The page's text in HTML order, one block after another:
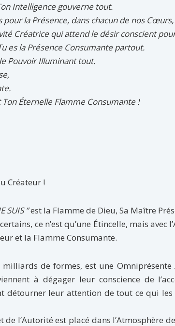
Intelligence gouverne tout.
la Présence, dans chacun de nos Cœurs,
Créatrice qui attend le désir conscient
es la Présence Consumante partout.
le Pouvoir Illuminant tout.
Ton Éternelle Flamme Consumante !
Créateur !
SUIS ”est la Flamme de Dieu, Sa Maître
ce n’est qu’une Étincelle, mais avec
et la Flamme Consumante.
milliards de formes, est une
à dégager leur conscience de
détourner leur attention de tout ce qui
l’Autorité est placé dans l’Atmosphère